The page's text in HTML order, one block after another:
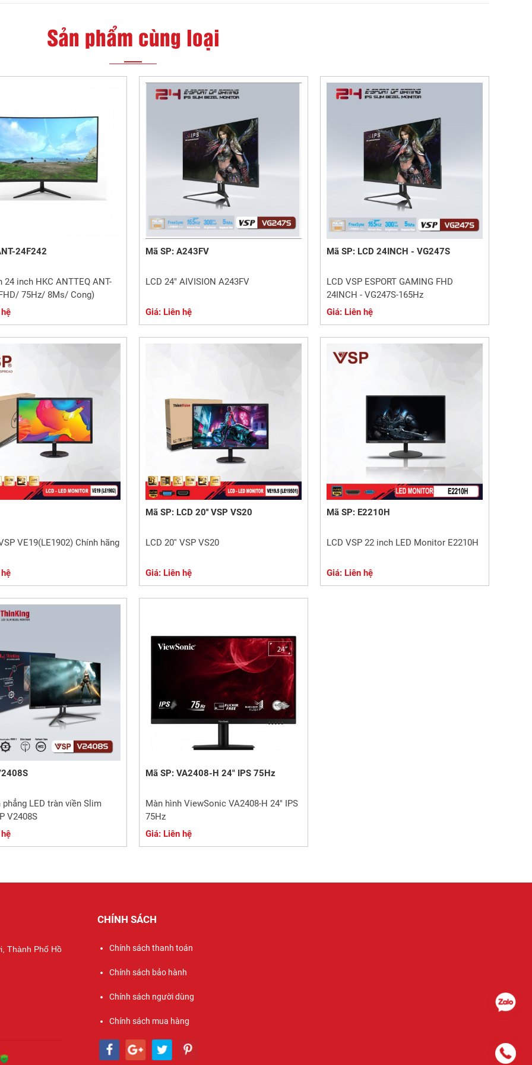
Sản phẩm cùng loại
24F242
24 inch HKC ANTTEQ ANT-
75Hz/ 8Ms/ Cong)
Mã SP: A243FV
LCD 24" AIVISION A243FV
Giá: Liên hệ
Mã SP: LCD 24INCH - VG247S
LCD VSP ESPORT GAMING FHD
24INCH - VG247S-165Hz
Giá: Liên hệ
VE19(LE1902) Chính hãng
Mã SP: LCD 20'' VSP VS20
LCD 20'' VSP VS20
Giá: Liên hệ
Mã SP: E2210H
LCD VSP 22 inch LED Monitor E2210H
Giá: Liên hệ
phẳng LED tràn viền Slim
V2408S
Mã SP: VA2408-H 24" IPS 75Hz
Màn hình ViewSonic VA2408-H 24" IPS
75Hz
Giá: Liên hệ
Thành Phố Hồ
CHÍNH SÁCH
Chính sách thanh toán
Chính sách bảo hành
Chính sách người dùng
Chính sách mua hàng